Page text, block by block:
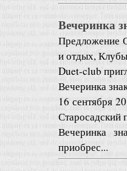
Вечеринка
Предложение
и отдых,
Duet-club
Вечеринка
16 сентября
Старосадский
Вечеринка
приобрес...